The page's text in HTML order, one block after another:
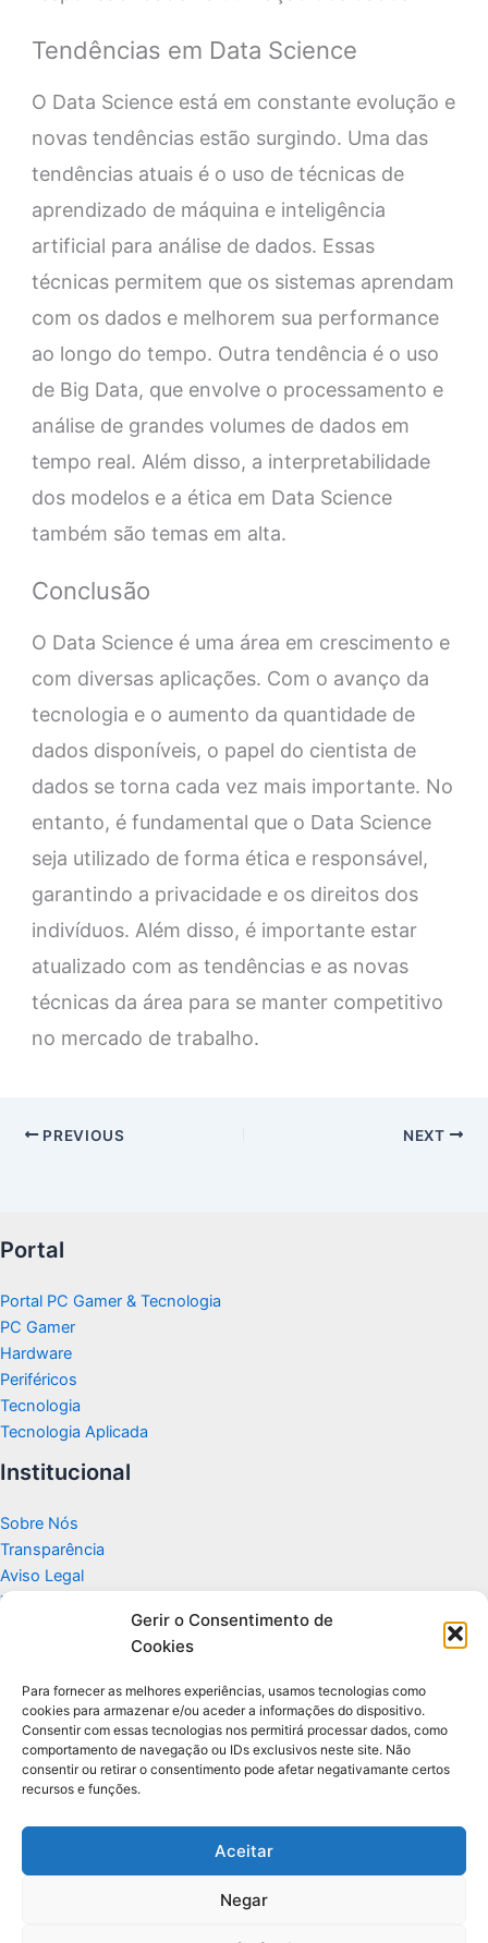
Gerir o Consentimento de
Cookies
Para fornecer as melhores experiências, usamos tecnologias como
cookies para armazenar e/ou aceder a informações do dispositivo.
Consentir com essas tecnologias nos permitirá processar dados, como
comportamento de navegação ou IDs exclusivos neste site. Não
consentir ou retirar o consentimento pode afetar negativamante certos
recursos e funções.
Aceitar
Negar
Tendências em Data Science
O Data Science está em constante evolução e
novas tendências estão surgindo. Uma das
tendências atuais é o uso de técnicas de
aprendizado de máquina e inteligência
artificial para análise de dados. Essas
técnicas permitem que os sistemas aprendam
com os dados e melhorem sua performance
ao longo do tempo. Outra tendência é o uso
de Big Data, que envolve o processamento e
análise de grandes volumes de dados em
tempo real. Além disso, a interpretabilidade
dos modelos e a ética em Data Science
também são temas em alta.
Conclusão
O Data Science é uma área em crescimento e
com diversas aplicações. Com o avanço da
tecnologia e o aumento da quantidade de
dados disponíveis, o papel do cientista de
dados se torna cada vez mais importante. No
entanto, é fundamental que o Data Science
seja utilizado de forma ética e responsável,
garantindo a privacidade e os direitos dos
indivíduos. Além disso, é importante estar
atualizado com as tendências e as novas
técnicas da área para se manter competitivo
no mercado de trabalho.
PREVIOUS NEXT
Portal
Portal PC Gamer & Tecnologia
PC Gamer
Hardware
Periféricos
Tecnologia
Tecnologia Aplicada
Institucional
Sobre Nós
Transparência
Aviso Legal
Termos de Uso
Politicas de Privacidade e Cookies
Apoio
Glossário de Tecnologia
Portal editorial independente sobre tecnologia, PC Gamer e guias